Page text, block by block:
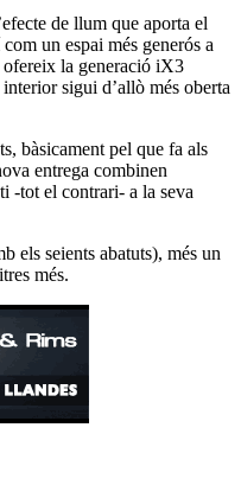
de llum que aporta el
un espai més generós a
ofereix la generació iX3
sigui d’allò més oberta
bàsicament pel que fa als
entrega combinen
-tot el contrari- a la seva
els seients abatuts), més un
més.